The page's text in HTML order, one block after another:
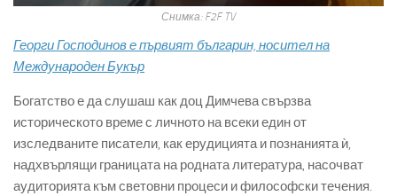
Снимка: F2F TV
Георги Господинов е първият българин, носител на
Международен Букър
Богатство е да слушаш как доц Димчева свързва
историческото време с личното на всеки един от
изследваните писатели, как ерудицията и познанията ѝ,
надхвърлящи границата на родната литература, насочват
аудиторията към световни процеси и философски течения.